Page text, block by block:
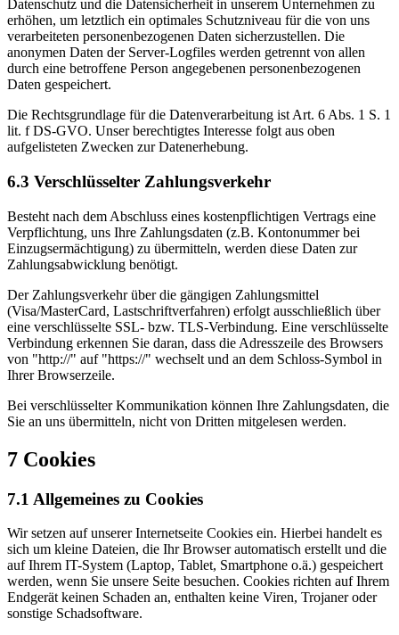
Datenschutz und die Datensicherheit in unserem Unternehmen zu
erhöhen, um letztlich ein optimales Schutzniveau für die von uns
verarbeiteten personenbezogenen Daten sicherzustellen. Die
anonymen Daten der Server-Logfiles werden getrennt von allen
durch eine betroffene Person angegebenen personenbezogenen
Daten gespeichert.
Die Rechtsgrundlage für die Datenverarbeitung ist Art. 6 Abs. 1 S. 1
lit. f DS-GVO. Unser berechtigtes Interesse folgt aus oben
aufgelisteten Zwecken zur Datenerhebung.
6.3 Verschlüsselter Zahlungsverkehr
Besteht nach dem Abschluss eines kostenpflichtigen Vertrags eine
Verpflichtung, uns Ihre Zahlungsdaten (z.B. Kontonummer bei
Einzugsermächtigung) zu übermitteln, werden diese Daten zur
Zahlungsabwicklung benötigt.
Der Zahlungsverkehr über die gängigen Zahlungsmittel
(Visa/MasterCard, Lastschriftverfahren) erfolgt ausschließlich über
eine verschlüsselte SSL- bzw. TLS-Verbindung. Eine verschlüsselte
Verbindung erkennen Sie daran, dass die Adresszeile des Browsers
von "http://" auf "https://" wechselt und an dem Schloss-Symbol in
Ihrer Browserzeile.
Bei verschlüsselter Kommunikation können Ihre Zahlungsdaten, die
Sie an uns übermitteln, nicht von Dritten mitgelesen werden.
7 Cookies
7.1 Allgemeines zu Cookies
Wir setzen auf unserer Internetseite Cookies ein. Hierbei handelt es
sich um kleine Dateien, die Ihr Browser automatisch erstellt und die
auf Ihrem IT-System (Laptop, Tablet, Smartphone o.ä.) gespeichert
werden, wenn Sie unsere Seite besuchen. Cookies richten auf Ihrem
Endgerät keinen Schaden an, enthalten keine Viren, Trojaner oder
sonstige Schadsoftware.